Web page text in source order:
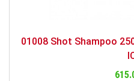
01008 Shot Shampoo